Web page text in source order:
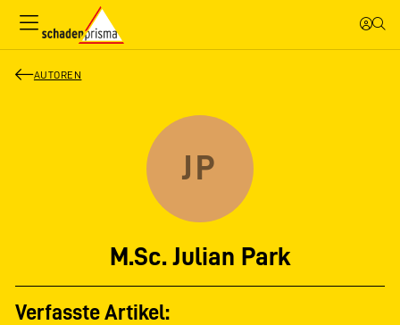
AUTOREN
JP
M.Sc. Julian Park
Verfasste Artikel: